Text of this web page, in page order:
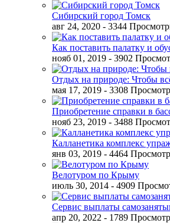
Сибирский город Томск
авг 24, 2020 - 3344
Как поставить палатку и
нояб 01, 2019 - 3902
Отдых на природе: Чтобы
мая 17, 2019 - 3308
Приобретение справки в
нояб 23, 2019 - 3488
Калланетика комплекс
янв 03, 2019 - 4464
Велотуром по Крыму
июль 30, 2014 - 4909
Сервис выплаты
апр 20, 2022 - 1789